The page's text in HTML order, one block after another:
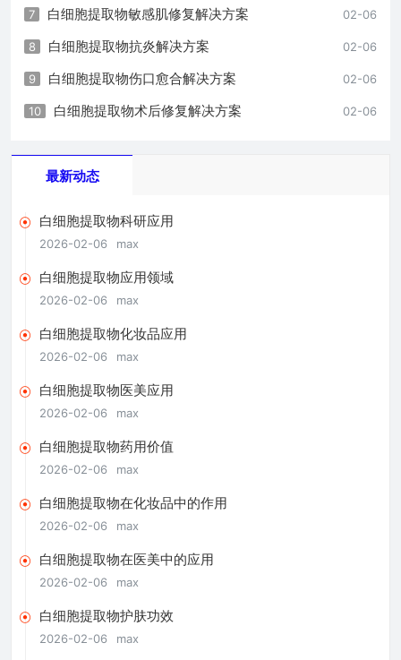
02-06
7 白细胞提取物敏感肌修复解决方案
02-06
8 白细胞提取物抗炎解决方案
02-06
9 白细胞提取物伤口愈合解决方案
02-06
10 白细胞提取物术后修复解决方案
最新动态
白细胞提取物科研应用
2026-02-06 max
白细胞提取物应用领域
2026-02-06 max
白细胞提取物化妆品应用
2026-02-06 max
白细胞提取物医美应用
2026-02-06 max
白细胞提取物药用价值
2026-02-06 max
白细胞提取物在化妆品中的作用
2026-02-06 max
白细胞提取物在医美中的应用
2026-02-06 max
白细胞提取物护肤功效
2026-02-06 max